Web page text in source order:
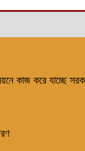
কাজ করে যাচ্ছে